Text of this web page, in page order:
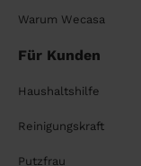
Warum Wecasa
Für Kunden
Haushaltshilfe
Reinigungskraft
Putzfrau